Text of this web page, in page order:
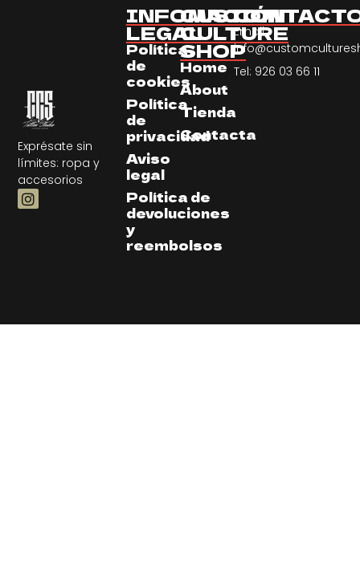
Exprésate sin
límites: ropa y
accesorios
CUSTOM
CULTURE
SHOP
Home
About
Tienda
Contacta
Email:
Tel: 926 03 66 11
INFOMACIÓN
LEGAL
Política
de
cookies
Política
de
privacidad
Aviso
legal
Política de
devoluciones
y
reembolsos